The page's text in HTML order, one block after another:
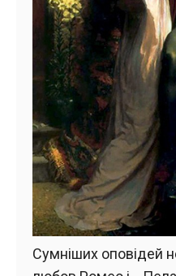
Сумніших оповідей